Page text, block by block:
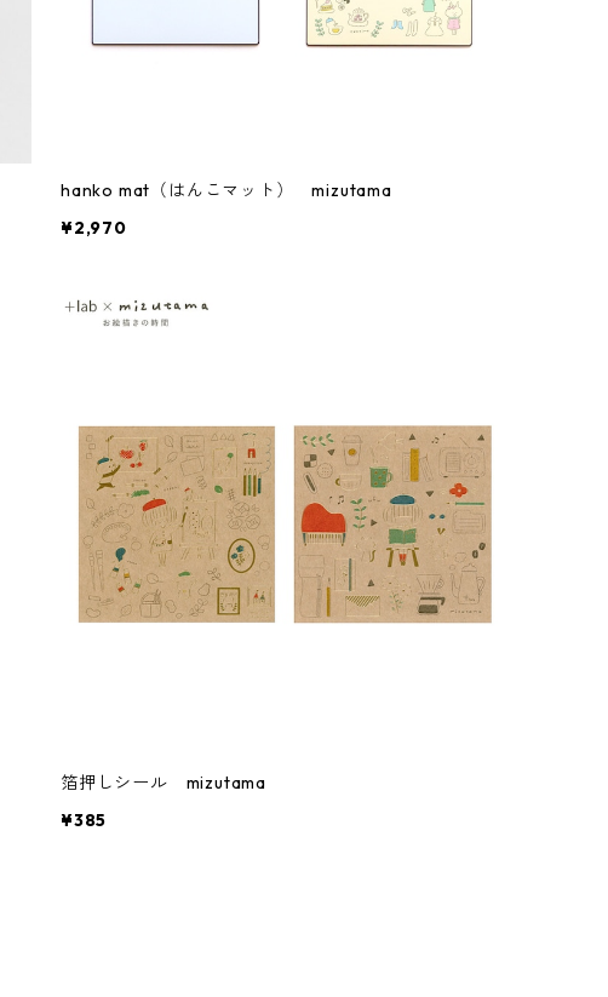
hanko mat（はんこマット） mizutama
¥2,970
箔押しシール mizutama
¥385